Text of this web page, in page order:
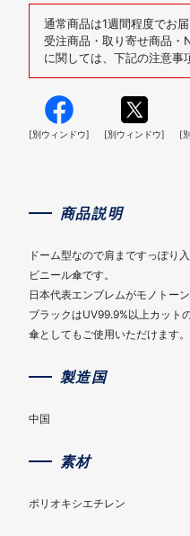
通常商品は1週間程度でお届
受注商品・取り寄せ商品・
に関しては、下記の注意事
[別ウィンドウ] [別ウィンドウ] [
商品説明
ドーム型なので肩まですっぽり
ビニール傘です。
日本代表エンブレムがモノトー
ブラックはUV99.9%以上カット
傘としてもご使用いただけます。
製造国
中国
素材
ポリオキシエチレン